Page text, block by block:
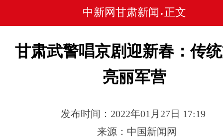
中新网甘肃新闻 • 正文
甘肃武警唱京剧迎新春：传
亮丽军营
发布时间：2022年01月27日 17:19
来源：中国新闻网